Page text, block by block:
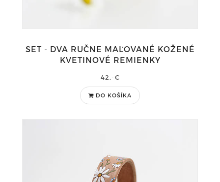
SET - DVA RUČNE MAĽOVANÉ KOŽENÉ
KVETINOVÉ REMIENKY
42,-€
DO KOŠÍKA